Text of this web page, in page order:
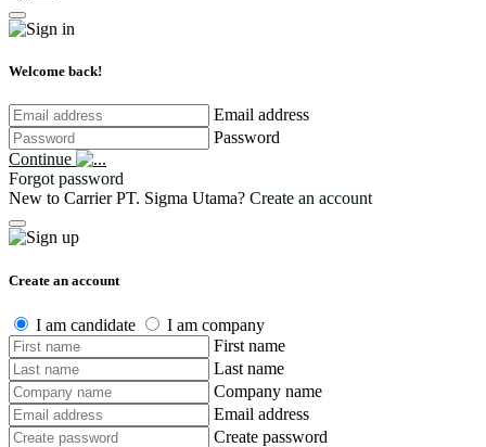
Welcome back!
Email address
Password
Continue
Forgot password
New to Carrier PT. Sigma Utama? Create an account
Create an account
I am candidate
I am company
First name
Last name
Company name
Email address
Create password